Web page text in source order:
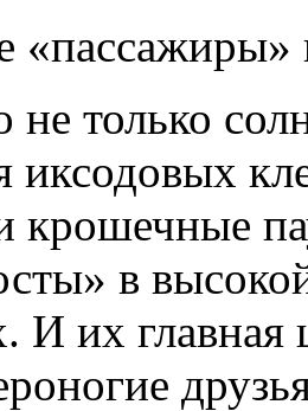
не только
иксодовых
крошечные
в
И их